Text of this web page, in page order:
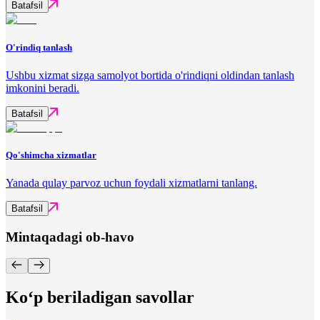
Batafsil
O'rindiq tanlash
Ushbu xizmat sizga samolyot bortida o'rindiqni oldindan tanlash
imkonini beradi.
Batafsil
Qo'shimcha xizmatlar
Yanada qulay parvoz uchun foydali xizmatlarni tanlang.
Batafsil
Mintaqadagi ob-havo
Ko‘p beriladigan savollar